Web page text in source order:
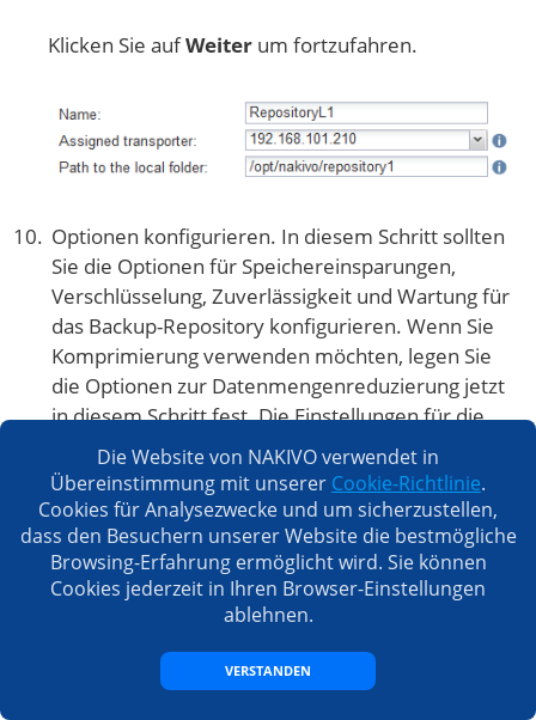
Klicken Sie aufWeiter um fortzufahren.
Optionen konfigurieren. In diesem Schritt sollten
Sie die Optionen für Speichereinsparungen,
Verschlüsselung, Zuverlässigkeit und Wartung für
das Backup-Repository konfigurieren. Wenn Sie
Komprimierung verwenden möchten, legen Sie
die Optionen zur Datenmengenreduzierung jetzt
in diesem Schritt fest. Die Einstellungen für die
Komprimierung eines Backup-Repositorys
können nach seiner Erstellung nicht mehr
geändert werden.
Die Website von NAKIVO verwendet in
Übereinstimmung mit unserer Cookie-Richtlinie.
Cookies für Analysezwecke und um sicherzustellen,
dass den Besuchern unserer Website die bestmögliche
Browsing-Erfahrung ermöglicht wird. Sie können
Cookies jederzeit in Ihren Browser-Einstellungen
ablehnen.
VERSTANDEN